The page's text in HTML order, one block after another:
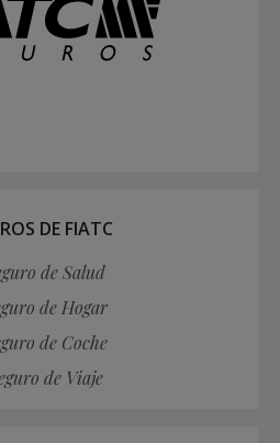
DE FIATC
de Salud
de Hogar
de Coche
de Viaje